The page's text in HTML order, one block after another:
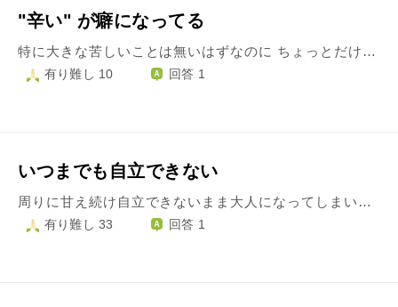
"辛い" が癖になってる
特に大きな苦しいことは無いはずなのに ちょっとだけ嫌だったことをなんとなく自分の中で大袈裟にしてしまって 勝手に誰よりも苦しいふりをしてしまいます。 死にたい とか 自分が嫌い って 思っていたいんです "今日は楽だったな"みたいな自分が明るい気持ちになったのに気付くと いや、私は普通の人と違って何事にもネガティブに考えなくちゃいけない 死にたくなっていなきゃ私は心がおかしい子だから って修正したくなって そうするんです。 "今日楽しちゃったってことは明日はとっても辛いんだろうな" とか。 でも そのせいで失敗しちゃうこともあるんです。 ずっと暗くて否定的な考えでいると、 よく人を傷つけるような発言をしてしまったり強く当たってしまったり。またそれで自分を嫌いになれます。 今日 また 人を傷つけちゃった とか 話ができる人は身近にいません。 いないというより、したくないに近いです ずっと苦しく居たいので、あまり話しません。 誰かに話したら 私は苦しくなくなってしまう 本当はちょっとでも苦しんでる私に気付いて欲しいけど 心配なんてされたら 幸せになってしまう 幸せな私なんて 私は愛せない 少し考えて 私は救われたいのかな 今までの苦労を誰かに気付いてもらったとき こんなにこんなに頑張ったんだねって して欲しいのかな と思いました。 なら 誰かに話して肯定されたら 私は苦しく居たくなくなるのかな? とも思いましたが なかなか今の私には想像できません。 辛かった思い出を引きずって生きて その辛さが今まで心を満たしてきた 最近は少し環境がかわって 辛いこともそれ程頻繁に思い出さなくなった でもその代わり なぜか心がからっぽな感じがして 私には 友達もいて 好きなこともあって もしかしたらもう本当は幸せで救われているのかもしれない そう思うことはできても 確かに私の心がその思考を許しません。 死にたいとか自分を愛してないとか この思考のどこまでが本当の気持ちででどこまでが嘘の気持ちなのかとか、いろいろわからなくなっていました。 私は苦しみたいままでも いいのでしょうか？ 周りを傷付けずに 自分だけ苦しいふりを続けることは できるでしょうか？ すみません、要点があやふやでよくわからないですが、自分なりに頑張りました。読んで下さるととっても嬉しいです。
有り難し 10 回答 1
いつまでも自立できない
周りに甘え続け自立できないまま大人になってしまいました。 子供の頃から嫌な事から逃げる癖があったり、時には嘘でごまかしていた私は、そのまま運良く逃げる事で生きて来ることが出来ました。 いつか痛い目に遭わないと分からない、とその心に気付きながらもどこかでまた誰かが助けてくれるだろうと思っている自分がいます。 生活でも恋愛でもいつも中途半端で笑ってごまかし必死で努力をして生きては来ませんでした。 そんな中で私は20代半ばに差し掛かる頃に精神障害を診断され、治療と共に深く自身と向き合うようになり人をもっと大切に出来るようになりたい、その為に本当の意味で自分を好きになりたい、何よりこのままでは子を持つ時何も教えてあげられないと思い自分を誤魔化すことを辞めようと決意。 それでも表面的なままで心の中では子供のままの私がいてすぐに甘えた考えが浮かんでしまう。駄目だとわかっていても行動に移せない。こんな風に生きてきた20代の人生は無駄だったとさえ思えて両親には申し訳ない気持ちです。 どうしたら自立できて、甘えない強い人間になれるのでしょうか？
有り難し 33 回答 1